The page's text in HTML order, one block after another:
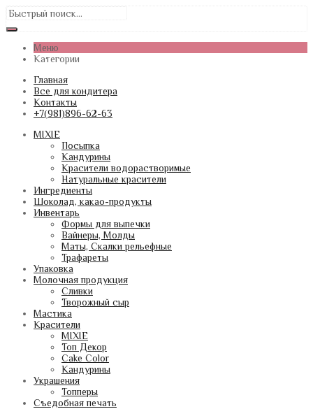
Меню
Категории
Главная
Все для кондитера
Контакты
+7(981)896-62-63
MIXIE
Посыпка
Кандурины
Красители водорастворимые
Натуральные красители
Ингредиенты
Шоколад, какао-продукты
Инвентарь
Формы для выпечки
Вайнеры, Молды
Маты, Скалки рельефные
Трафареты
Упаковка
Молочная продукция
Сливки
Творожный сыр
Мастика
Красители
MIXIE
Топ Декор
Cake Color
Кандурины
Украшения
Топперы
Съедобная печать